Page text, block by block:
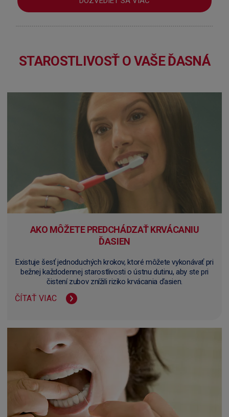
STAROSTLIVOSŤ O VAŠE ĎASNÁ
AKO MÔŽETE PREDCHÁDZAŤ KRVÁCANIU
ĎASIEN
Existuje šesť jednoduchých krokov, ktoré môžete vykonávať pri
bežnej každodennej starostlivosti o ústnu dutinu, aby ste pri
čistení zubov znížili riziko krvácania ďasien.
ČÍTAŤ VIAC